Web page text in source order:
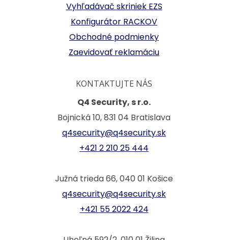
Vyhľadávač skriniek EZS
Konfigurátor RACKOV
Obchodné podmienky
Zaevidovať reklamáciu
KONTAKTUJTE NÁS
Q4 Security, s r.o.
Bojnická 10, 831 04 Bratislava
q4security@q4security.sk
+421 2 210 25 444
Južná trieda 66, 040 01 Košice
q4security@q4security.sk
+421 55 2022 424